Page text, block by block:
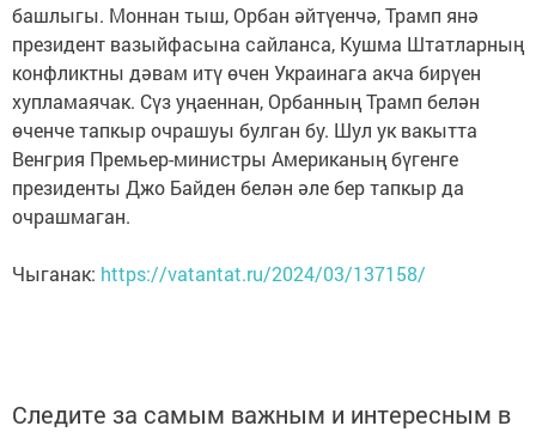
башлыгы. Моннан тыш, Орбан әйтүенчә, Трамп янә
президент вазыйфасына сайланса, Кушма Штатларның
конфликтны дәвам итү өчен Украинага акча бирүен
хупламаячак. Сүз уңаеннан, Орбанның Трамп белән
өченче тапкыр очрашуы булган бу. Шул ук вакытта
Венгрия Премьер-министры Американың бүгенге
президенты Джо Байден белән әле бер тапкыр да
очрашмаган.
Чыганак: https://vatantat.ru/2024/03/137158/
Следите за самым важным и интересным в